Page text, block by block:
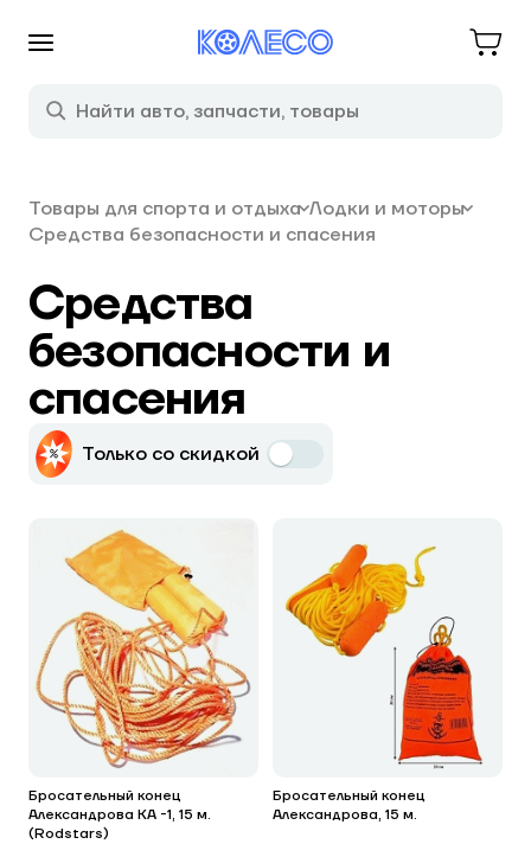
Товары для спорта и отдыха Лодки и моторы
Средства безопасности и спасения
Средства
безопасности и
спасения
Только со скидкой
Бросательный конец
Александрова КА -1, 15 м.
(Rodstars)
Бросательный конец
Александрова, 15 м.